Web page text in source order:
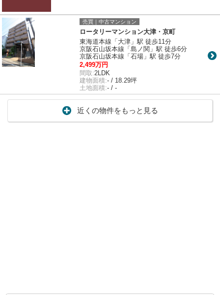
売買｜中古マンション
ロータリーマンション大津・京町
東海道本線「大津」駅 徒歩11分
京阪石山坂本線「島ノ関」駅 徒歩6分
京阪石山坂本線「石場」駅 徒歩7分
2,499万円
間取:2LDK
建物面積:- / 18.29坪
土地面積:- / -
近くの物件をもっと見る